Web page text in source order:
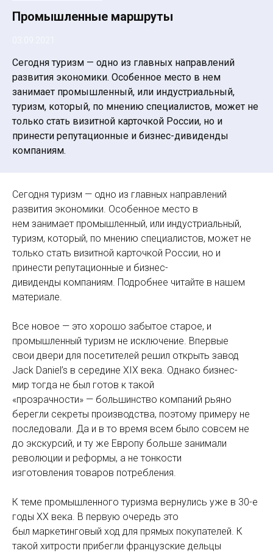
Промышленные маршруты
Сегодня туризм — одно из главных направлений
развития экономики. Особенное место в нем
занимает промышленный, или индустриальный,
туризм, который, по мнению специалистов, может не
только стать визитной карточкой России, но и
принести репутационные и бизнес-дивиденды
компаниям.
Сегодня туризм — одно из главных направлений
развития экономики. Особенное место в
нем занимает промышленный, или индустриальный,
туризм, который, по мнению специалистов, может не
только стать визитной карточкой России, но и
принести репутационные и бизнес-
дивиденды компаниям. Подробнее читайте в нашем
материале.
Все новое — это хорошо забытое старое, и
промышленный туризм не исключение. Впервые
свои двери для посетителей решил открыть завод
Jack Daniel’s в середине XIX века. Однако бизнес-
мир тогда не был готов к такой
«прозрачности» — большинство компаний рьяно
берегли секреты производства, поэтому примеру не
последовали. Да и в то время всем было совсем не
до экскурсий, и ту же Европу больше занимали
революции и реформы, а не тонкости
изготовления товаров потребления.
К теме промышленного туризма вернулись уже в 30-е
годы XX века. В первую очередь это
был маркетинговый ход для прямых покупателей. К
такой хитрости прибегли французские дельцы